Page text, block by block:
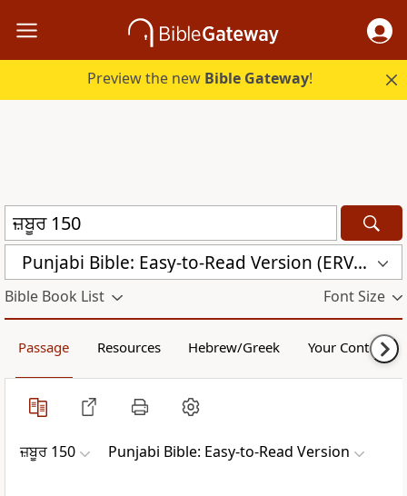
Preview the new Bible Gateway!
Punjabi Bible: Easy-to-Read Version (ERV-PA)
Bible Book List Font Size
Passage Resources Hebrew/Greek Your Content
ਜ਼ਬੂਰ 150 Punjabi Bible: Easy-to-Read Version